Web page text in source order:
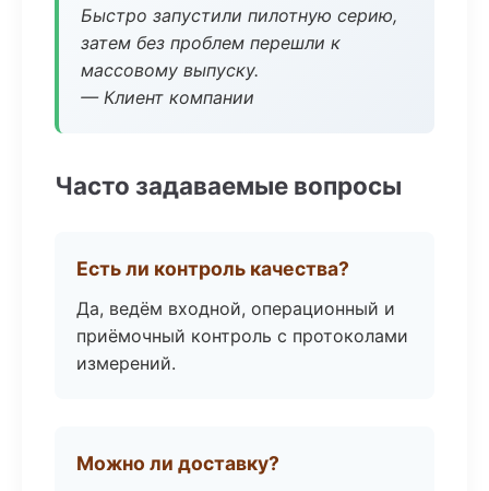
Быстро запустили пилотную серию,
затем без проблем перешли к
массовому выпуску.
— Клиент компании
Часто задаваемые вопросы
Есть ли контроль качества?
Да, ведём входной, операционный и
приёмочный контроль с протоколами
измерений.
Можно ли доставку?